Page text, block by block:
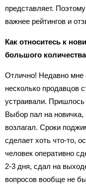
представляет.
важнее рейтингов и
Как относитесь к
большого
Отлично! Недавно мне
несколько продавцов
устраивали. Пришлось
Выбор пал на
возлагал. Сроки
сделает хоть что-то,
человек оперативно
2-3 дня, сдал на
вопросов вообще не